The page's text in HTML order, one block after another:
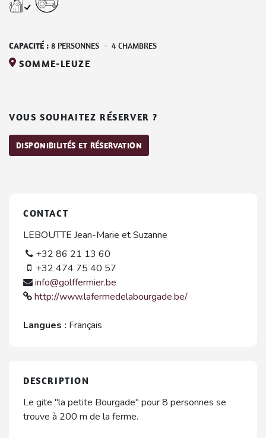
CAPACITÉ : 8 PERSONNES - 4 CHAMBRES
SOMME-LEUZE
VOUS SOUHAITEZ RÉSERVER ?
DISPONIBILITÉS ET RÉSERVATION
CONTACT
LEBOUTTE Jean-Marie et Suzanne
+32 86 21 13 60
+32 474 75 40 57
info@golffermier.be
http://www.lafermedelabourgade.be/
Langues : Français
DESCRIPTION
Le gite "la petite Bourgade" pour 8 personnes se
trouve à 200 m de la ferme.